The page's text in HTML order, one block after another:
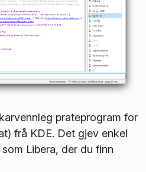
prateprogram for
frå KDE. Det gjev enkel
Libera, der du finn